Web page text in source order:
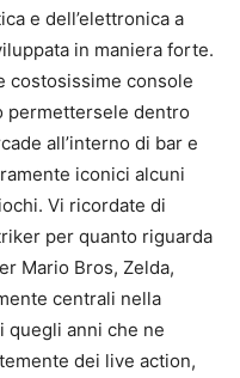
e dell’elettronica a
in maniera forte.
costosissime console
permettersele dentro
all’interno di bar e
iconici alcuni
Vi ricordate di
per quanto riguarda
Mario Bros, Zelda,
centrali nella
quegli anni che ne
dei live action,